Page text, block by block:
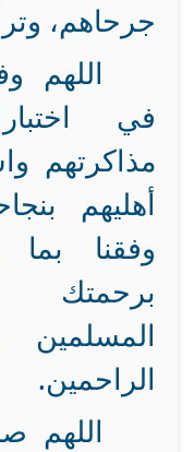
جرحاهم،
اللهم
في
مذاكرتهم
أهليهم
وفقنا
برحمتك
الراحمين.
اللهم